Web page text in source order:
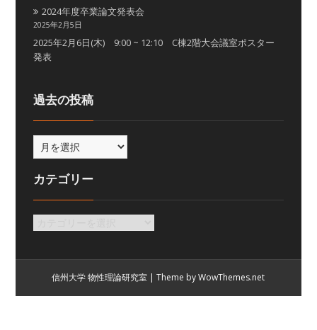
2024年度卒業論文発表会
2025年2月5日
2025年2月6日(木) 9:00 ~ 12:10 C棟2階大会議室ポスター
発表
過去の投稿
カテゴリー
信州大学 物性理論研究室 |Theme by WowThemes.net